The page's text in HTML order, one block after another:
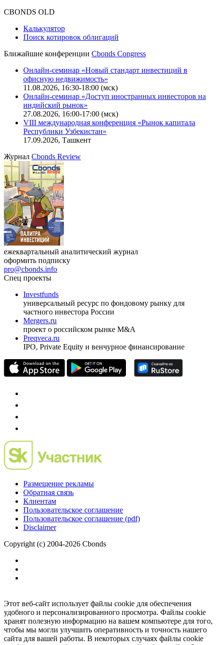
CBONDS OLD
Калькулятор
Поиск котировок облигаций
Ближайшие конференции Cbonds Congress
Онлайн-семинар «Новый стандарт инвестиций в
офисную недвижимость»
11.08.2026, 16:30-18:00 (мск)
Онлайн-семинар «Доступ иностранных инвесторов на
индийский рынок»
27.08.2026, 16:00-17:00 (мск)
VIII международная конференция «Рынок капитала
Республики Узбекистан»
17.09.2026, Ташкент
Журнал Cbonds Review
ежеквартальный аналитический журнал
оформить подписку
pro@cbonds.info
Спец проекты
Investfunds
универсальный ресурс по фондовому рынку для
частного инвестора России
Mergers.ru
проект о российском рынке M&A
Preqveca.ru
IPO, Private Equity и венчурное финансирование
Размещение рекламы
Обратная связь
Клиентам
Пользовательское соглашение
Пользовательское соглашение (pdf)
Disclaimer
Copyright (c) 2004-2026 Cbonds
Этот веб-сайт использует файлы cookie для обеспечения
удобного и персонализированного просмотра. Файлы cookie
хранят полезную информацию на вашем компьютере для того,
чтобы мы могли улучшить оперативность и точность нашего
сайта для вашей работы. В некоторых случаях файлы cookie